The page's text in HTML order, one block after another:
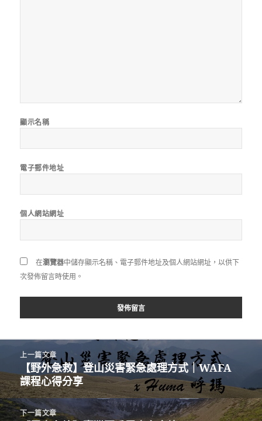
顯示名稱
電子郵件地址
個人網站網址
在瀏覽器中儲存顯示名稱、電子郵件地址及個人網站網址，以供下
次發佈留言時使用。
導
覽
上一篇文章
上
一
篇
文
【野外急救】登山災害緊急處理方式｜WAFA
課程心得分享
下一篇文章